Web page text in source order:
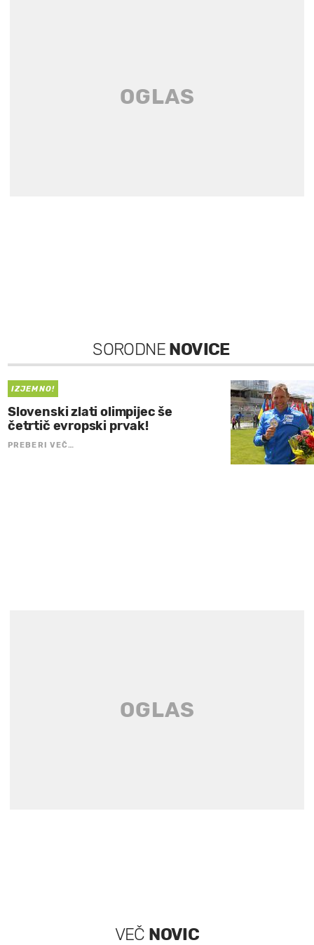
SORODNE NOVICE
IZJEMNO!
Slovenski zlati olimpijec še
četrtič evropski prvak!
PREBERI VEČ…
VEČ NOVIC